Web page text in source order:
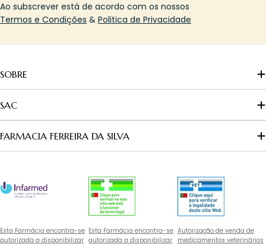
Ao subscrever está de acordo com os nossos
Termos e Condições & Politica de Privacidade
SOBRE
SAC
FARMACIA FERREIRA DA SILVA
Esta Farmácia encontra-se
autorizada a disponibilizar
Esta Farmácia encontra-se
autorizada a disponibilizar
Autorização de venda de
medicamentos veterinários